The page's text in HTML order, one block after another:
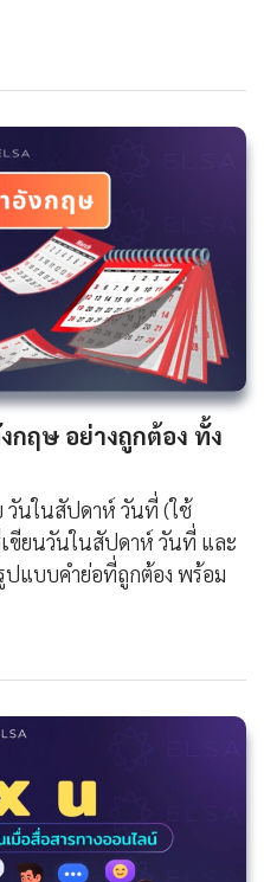
กฤษ อย่างถูกต้อง ทั้ง
วันในสัปดาห์ วันที่ (ใช้
ขียนวันในสัปดาห์ วันที่ และ
ปแบบคำย่อที่ถูกต้อง พร้อม